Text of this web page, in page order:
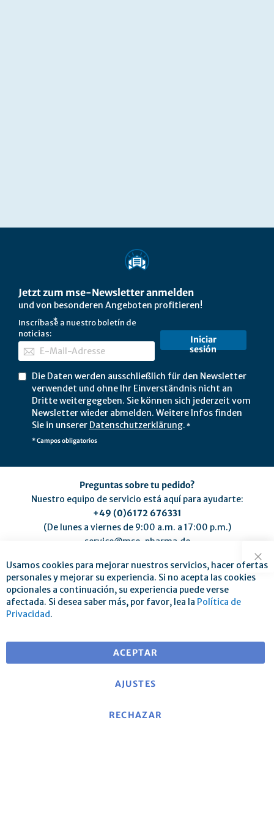
Jetzt zum mse-Newsletter anmelden
und von besonderen Angeboten profitieren!
Inscríbase a nuestro boletín de
noticias:
Iniciar
sesión
Die Daten werden ausschließlich für den Newsletter
verwendet und ohne Ihr Einverständnis nicht an
Dritte weitergegeben. Sie können sich jederzeit vom
Newsletter wieder abmelden. Weitere Infos finden
Sie in unserer Datenschutzerklärung. *
* Campos obligatorios
Preguntas sobre tu pedido?
Nuestro equipo de servicio está aquí para ayudarte:
+49 (0)6172 676331
(De lunes a viernes de 9:00 a.m. a 17:00 p.m.)
service@mse-pharma.de
Usamos cookies para mejorar nuestros servicios, hacer ofertas
personales y mejorar su experiencia. Si no acepta las cookies
opcionales a continuación, su experiencia puede verse
afectada. Si desea saber más, por favor, lea la Política de
Privacidad.
ACEPTAR
AJUSTES
RECHAZAR